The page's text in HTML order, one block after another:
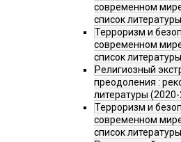
современном
список
Терроризм и
современном
список
Религиозный
преодоления :
литературы (2020-
Терроризм и
современном
список